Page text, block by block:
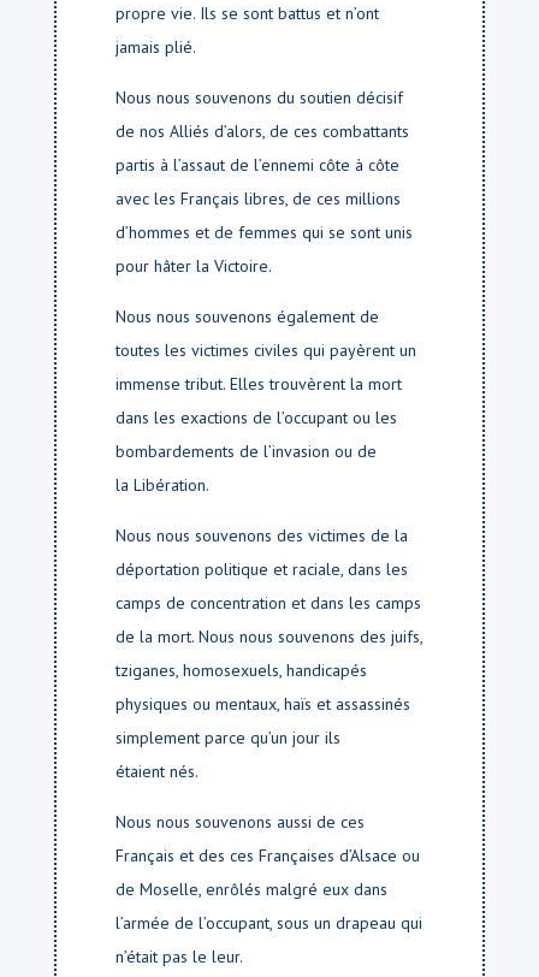
propre vie. Ils se sont battus et n’ont
jamais plié.
Nous nous souvenons du soutien décisif
de nos Alliés d’alors, de ces combattants
partis à l’assaut de l’ennemi côte à côte
avec les Français libres, de ces millions
d’hommes et de femmes qui se sont unis
pour hâter la Victoire.
Nous nous souvenons également de
toutes les victimes civiles qui payèrent un
immense tribut. Elles trouvèrent la mort
dans les exactions de l’occupant ou les
bombardements de l’invasion ou de
la Libération.
Nous nous souvenons des victimes de la
déportation politique et raciale, dans les
camps de concentration et dans les camps
de la mort. Nous nous souvenons des juifs,
tziganes, homosexuels, handicapés
physiques ou mentaux, haïs et assassinés
simplement parce qu’un jour ils
étaient nés.
Nous nous souvenons aussi de ces
Français et des ces Françaises d’Alsace ou
de Moselle, enrôlés malgré eux dans
l’armée de l’occupant, sous un drapeau qui
n’était pas le leur.